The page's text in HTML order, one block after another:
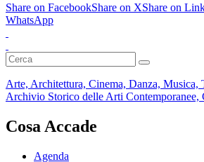
Share on FacebookShare on XShare on
WhatsApp
Arte, Architettura, Cinema, Danza, Musica,
Archivio Storico delle Arti Contemporanee,
Cosa Accade
Agenda